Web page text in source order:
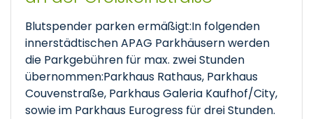
Blutspender parken ermäßigt:In folgenden
innerstädtischen APAG Parkhäusern werden
die Parkgebühren für max. zwei Stunden
übernommen:Parkhaus Rathaus, Parkhaus
Couvenstraße, Parkhaus Galeria Kaufhof/City,
sowie im Parkhaus Eurogress für drei Stunden.